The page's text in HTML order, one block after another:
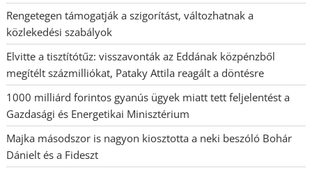
Rengetegen támogatják a szigorítást, változhatnak a
közlekedési szabályok
Elvitte a tisztítótűz: visszavonták az Eddának közpénzből
megítélt százmilliókat, Pataky Attila reagált a döntésre
1000 milliárd forintos gyanús ügyek miatt tett feljelentést a
Gazdasági és Energetikai Minisztérium
Majka másodszor is nagyon kiosztotta a neki beszóló Bohár
Dánielt és a Fideszt